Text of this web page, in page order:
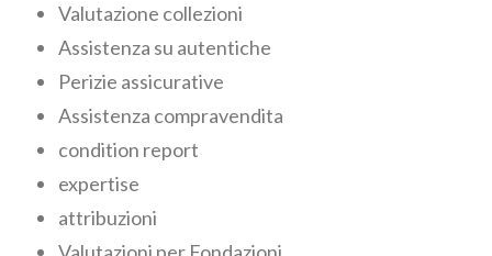
Valutazione collezioni
Assistenza su autentiche
Perizie assicurative
Assistenza compravendita
condition report
expertise
attribuzioni